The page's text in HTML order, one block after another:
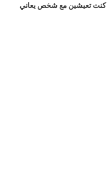
كنت تعيشين مع شخص يعاني